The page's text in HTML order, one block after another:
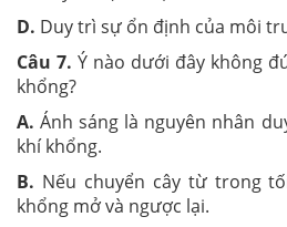
D. Duy trì sự ổn định của môi
Câu 7. Ý nào dưới đây không
khổng?
A.Ánh sáng là nguyên nhân
khí khổng.
B. Nếu chuyển cây từ trong
khổng mở và ngược lại.